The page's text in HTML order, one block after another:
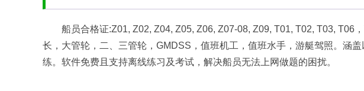
船员合格证:Z01, Z02, Z04, Z05, Z06, Z07-08, Z09, T01, T02, T03, T06
长，大管轮，二、三管轮，GMDSS，值班机工，值班水手，游艇驾照。涵
练。软件免费且支持离线练习及考试，解决船员无法上网做题的困扰。